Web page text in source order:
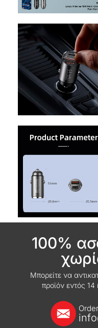
100%
Μπορείτε να
προϊόν εντός